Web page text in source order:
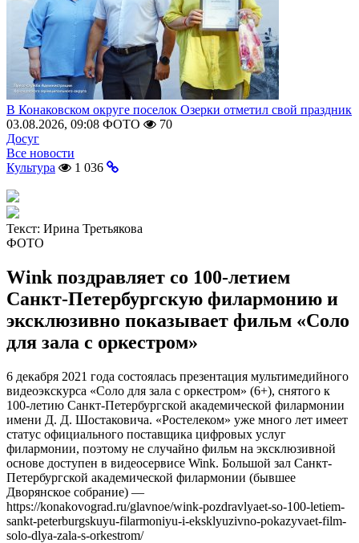
В Конаковском округе поселок Озерки отметил свой праздник
03.08.2026, 09:08 ФОТО
70
Досуг
Все новости
Культура
1 036
Текст: Ирина Третьякова
ФОТО
Wink поздравляет со 100-летием
Санкт-Петербургскую филармонию и
эксклюзивно показывает фильм «Соло
для зала с оркестром»
6 декабря 2021 года состоялась презентация мультимедийного
видеоэкскурса «Соло для зала с оркестром» (6+), снятого к
100-летию Санкт-Петербургской академической филармонии
имени Д. Д. Шостаковича. «Ростелеком» уже много лет имеет
статус официального поставщика цифровых услуг
филармонии, поэтому не случайно фильм на эксклюзивной
основе доступен в видеосервисе Wink. Большой зал Санкт-
Петербургской академической филармонии (бывшее
Дворянское собрание) —
https://konakovograd.ru/glavnoe/wink-pozdravlyaet-so-100-letiem-
sankt-peterburgskuyu-filarmoniyu-i-eksklyuzivno-pokazyvaet-film-
solo-dlya-zala-s-orkestrom/